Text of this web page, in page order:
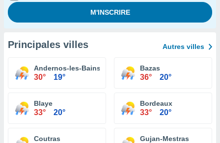
Principales villes Autres villes
Andernos-les-Bains
30° 19°
Bazas
36° 20°
Blaye
33° 20°
Bordeaux
33° 20°
Coutras Gujan-Mestras